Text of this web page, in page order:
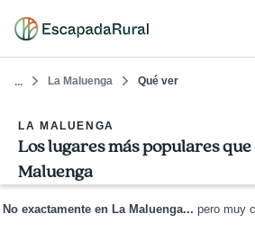
... La Maluenga Qué ver
LA MALUENGA
Los lugares más populares
Maluenga
No exactamente en La Maluenga... pero muy